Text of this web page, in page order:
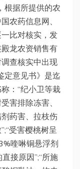
根据所提供的农
农药信息网、
比对核实，发
龙农资销售有
查核实中出现
定意见书》是迄
：“纪小卫等栽
害排除冻害、
药害、拉枝伤
受害樱桃树呈
喹啉铜悬浮剂
接原因”;“所施